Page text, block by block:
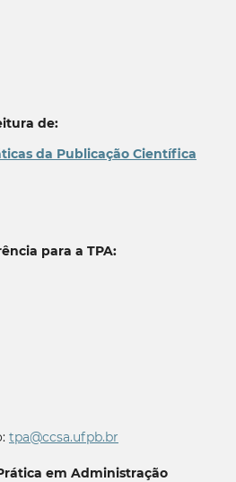
de:
da Publicação Científica
para a TPA:
tpa@ccsa.ufpb.br
em Administração